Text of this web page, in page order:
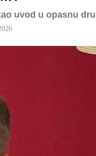
uvod u opasnu